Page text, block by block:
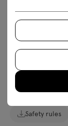
Downloads
Downloaden
Safety rules